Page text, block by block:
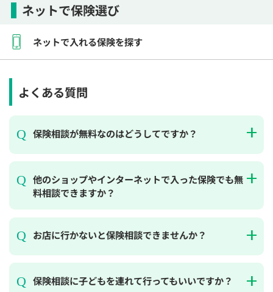
ネットで保険選び
ネットで入れる保険を探す
よくある質問
保険相談が無料なのはどうしてですか？
他のショップやインターネットで入った保険でも無
料相談できますか？
お店に行かないと保険相談できませんか？
保険相談に子どもを連れて行ってもいいですか？